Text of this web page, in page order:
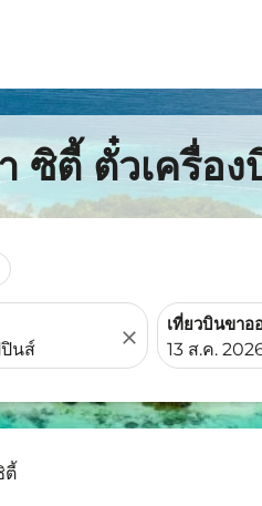
ซิตี้ ตั๋วเครื่อ
close
เที่ยวบินขาอ
fc-
13 ส.ค.
ตี้